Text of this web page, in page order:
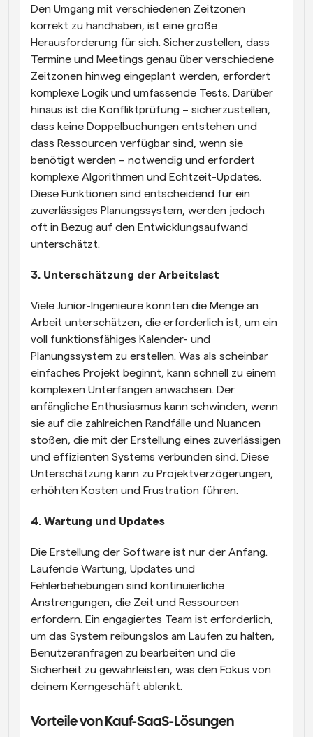
Den Umgang mit verschiedenen Zeitzonen
korrekt zu handhaben, ist eine große
Herausforderung für sich. Sicherzustellen, dass
Termine und Meetings genau über verschiedene
Zeitzonen hinweg eingeplant werden, erfordert
komplexe Logik und umfassende Tests. Darüber
hinaus ist die Konfliktprüfung – sicherzustellen,
dass keine Doppelbuchungen entstehen und
dass Ressourcen verfügbar sind, wenn sie
benötigt werden – notwendig und erfordert
komplexe Algorithmen und Echtzeit-Updates.
Diese Funktionen sind entscheidend für ein
zuverlässiges Planungssystem, werden jedoch
oft in Bezug auf den Entwicklungsaufwand
unterschätzt.
3. Unterschätzung der Arbeitslast
Viele Junior-Ingenieure könnten die Menge an
Arbeit unterschätzen, die erforderlich ist, um ein
voll funktionsfähiges Kalender- und
Planungssystem zu erstellen. Was als scheinbar
einfaches Projekt beginnt, kann schnell zu einem
komplexen Unterfangen anwachsen. Der
anfängliche Enthusiasmus kann schwinden, wenn
sie auf die zahlreichen Randfälle und Nuancen
stoßen, die mit der Erstellung eines zuverlässigen
und effizienten Systems verbunden sind. Diese
Unterschätzung kann zu Projektverzögerungen,
erhöhten Kosten und Frustration führen.
4. Wartung und Updates
Die Erstellung der Software ist nur der Anfang.
Laufende Wartung, Updates und
Fehlerbehebungen sind kontinuierliche
Anstrengungen, die Zeit und Ressourcen
erfordern. Ein engagiertes Team ist erforderlich,
um das System reibungslos am Laufen zu halten,
Benutzeranfragen zu bearbeiten und die
Sicherheit zu gewährleisten, was den Fokus von
deinem Kerngeschäft ablenkt.
Vorteile von Kauf-SaaS-Lösungen